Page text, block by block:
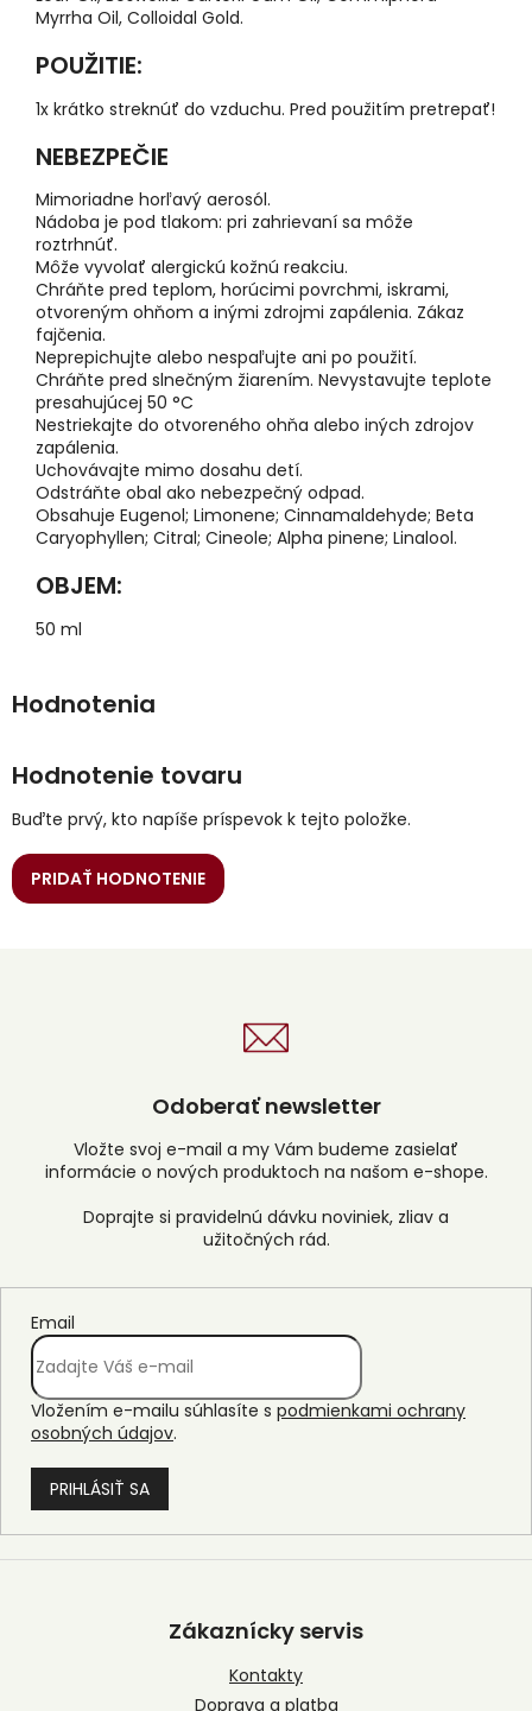
Myrrha Oil, Colloidal Gold.
POUŽITIE:
1x krátko streknúť do vzduchu. Pred použitím pretrepať!
NEBEZPEČIE
Mimoriadne horľavý aerosól.
Nádoba je pod tlakom: pri zahrievaní sa môže
roztrhnúť.
Môže vyvolať alergickú kožnú reakciu.
Chráňte pred teplom, horúcimi povrchmi, iskrami,
otvoreným ohňom a inými zdrojmi zapálenia. Zákaz
fajčenia.
Neprepichujte alebo nespaľujte ani po použití.
Chráňte pred slnečným žiarením. Nevystavujte teplote
presahujúcej 50 °C
Nestriekajte do otvoreného ohňa alebo iných zdrojov
zapálenia.
Uchovávajte mimo dosahu detí.
Odstráňte obal ako nebezpečný odpad.
Obsahuje Eugenol; Limonene; Cinnamaldehyde; Beta
Caryophyllen; Citral; Cineole; Alpha pinene; Linalool.
OBJEM:
50 ml
Hodnotenie tovaru
Buďte prvý, kto napíše príspevok k tejto položke.
PRIDAŤ HODNOTENIE
Odoberať newsletter
Vložte svoj e-mail a my Vám budeme zasielať
informácie o nových produktoch na našom e-shope.
Email
Vložením e-mailu súhlasíte s podmienkami ochrany
osobných údajov.
PRIHLÁSIŤ SA
Z
Zákaznícky servis
Kontakty
Doprava a platba